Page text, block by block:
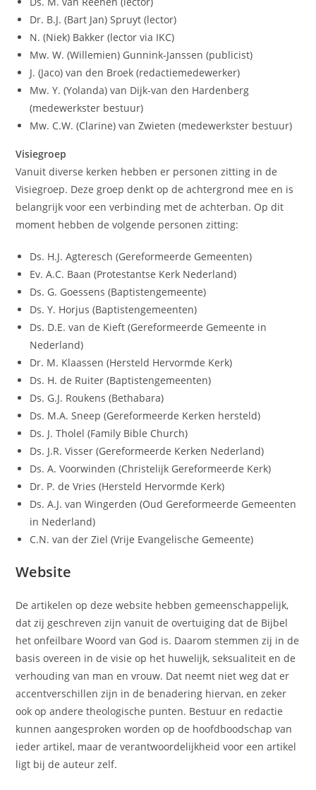
Dr. B.J. (Bart Jan) Spruyt (lector)
N. (Niek) Bakker (lector via IKC)
Mw. W. (Willemien) Gunnink-Janssen (publicist)
J. (Jaco) van den Broek (redactiemedewerker)
Mw. Y. (Yolanda) van Dijk-van den Hardenberg
(medewerkster bestuur)
Mw. C.W. (Clarine) van Zwieten (medewerkster bestuur)
Visiegroep
Vanuit diverse kerken hebben er personen zitting in de
Visiegroep. Deze groep denkt op de achtergrond mee en is
belangrijk voor een verbinding met de achterban. Op dit
moment hebben de volgende personen zitting:
Ds. H.J. Agteresch (Gereformeerde Gemeenten)
Ev. A.C. Baan (Protestantse Kerk Nederland)
Ds. G. Goessens (Baptistengemeente)
Ds. Y. Horjus (Baptistengemeenten)
Ds. D.E. van de Kieft (Gereformeerde Gemeente in
Nederland)
Dr. M. Klaassen (Hersteld Hervormde Kerk)
Ds. H. de Ruiter (Baptistengemeenten)
Ds. G.J. Roukens (Bethabara)
Ds. M.A. Sneep (Gereformeerde Kerken hersteld)
Ds. J. Tholel (Family Bible Church)
Ds. J.R. Visser (Gereformeerde Kerken Nederland)
Ds. A. Voorwinden (Christelijk Gereformeerde Kerk)
Dr. P. de Vries (Hersteld Hervormde Kerk)
Ds. A.J. van Wingerden (Oud Gereformeerde Gemeenten
in Nederland)
C.N. van der Ziel (Vrije Evangelische Gemeente)
Website
De artikelen op deze website hebben gemeenschappelijk,
dat zij geschreven zijn vanuit de overtuiging dat de Bijbel
het onfeilbare Woord van God is. Daarom stemmen zij in de
basis overeen in de visie op het huwelijk, seksualiteit en de
verhouding van man en vrouw. Dat neemt niet weg dat er
accentverschillen zijn in de benadering hiervan, en zeker
ook op andere theologische punten. Bestuur en redactie
kunnen aangesproken worden op de hoofdboodschap van
ieder artikel, maar de verantwoordelijkheid voor een artikel
ligt bij de auteur zelf.